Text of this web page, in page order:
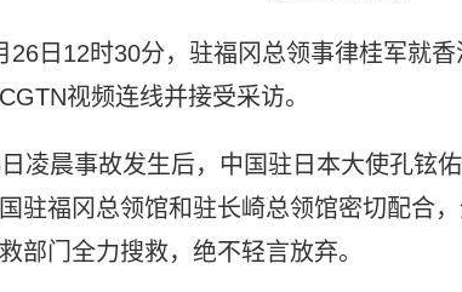
26日12时30分，驻福冈总领事律桂军就
视频连线并接受采访。
凌晨事故发生后，中国驻日本大使孔铉
驻福冈总领馆和驻长崎总领馆密切配合
部门全力搜救，绝不轻言放弃。